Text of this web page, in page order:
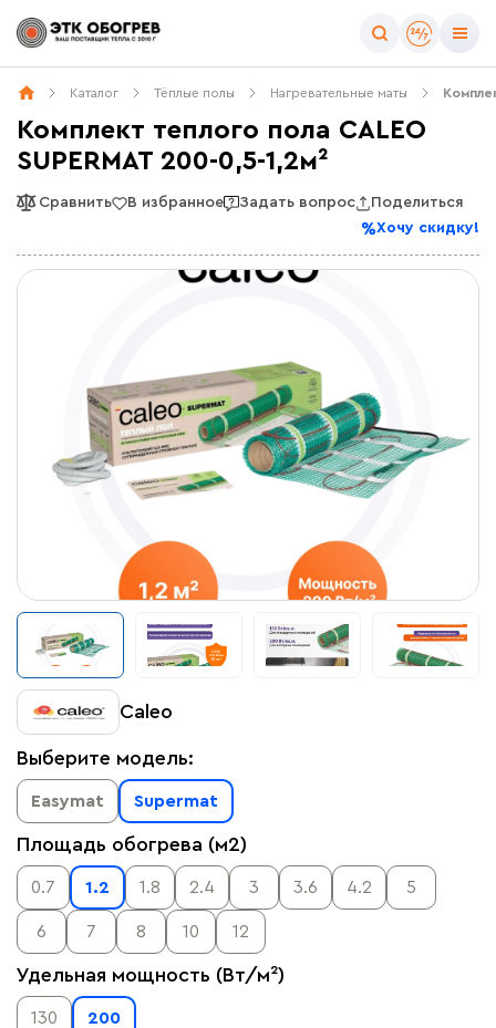
Каталог Тёплые полы Нагревательные маты
Комплект теплого пола CALEO
SUPERMAT 200-0,5-1,2м²
Сравнить В избранное Задать вопрос
Поделиться
Хочу скидку!
Caleo
Выберите модель:
Easymat Supermat
Площадь обогрева (м2)
0.7 1.2 1.8 2.4 3 3.6 4.2 5
6 7 8 10 12
Удельная мощность (Вт/м²)
130 200